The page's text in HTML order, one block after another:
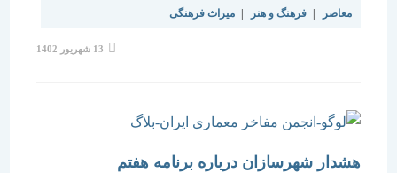
| فرهنگ و هنر | میراث فرهنگی
هشدار شهرسازان درباره برنامه هفتم